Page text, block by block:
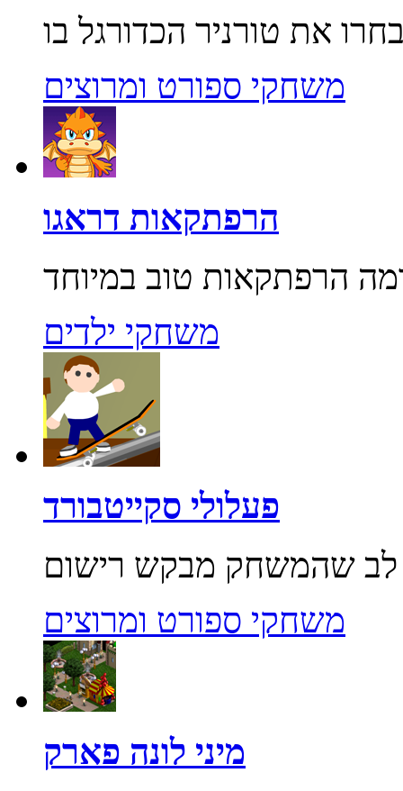
משחקי ספורט ומרוצים
הרפתקאות דראגו
משחקי ילדים
פעלולי סקייטבורד
משחקי ספורט ומרוצים
מיני לונה פארק